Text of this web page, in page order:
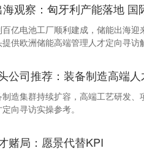
观察：匈牙利产能落地 国
亿电池工厂顺利建成，储能出海
供欧洲储能高端管理人才定向寻访
公司推荐：装备制造高端
造集群持续扩容，高端工艺研发
向寻访实操参考。
赌局：愿景代替KPI